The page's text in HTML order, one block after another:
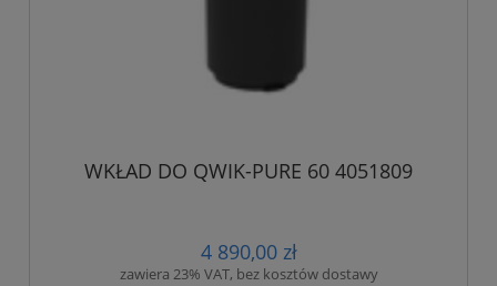
WKŁAD DO QWIK-PURE 60 4051809
4 890,00 zł
zawiera 23% VAT, bez kosztów dostawy